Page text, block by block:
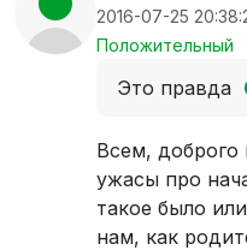
2016-07-25
Положительный
Это правда
Всем, доброго
ужасы про
такое было
нам, как